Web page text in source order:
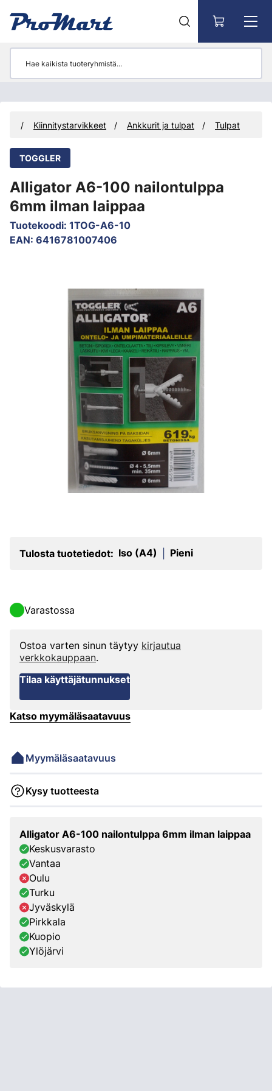
Kiinnitystarvikkeet Ankkurit ja tulpat Tulpat
TOGGLER
Alligator A6-100 nailontulppa
6mm ilman laippaa
Tuotekoodi: 1TOG-A6-10
EAN: 6416781007406
Tulosta tuotetiedot: Iso (A4) Pieni
Varastossa
Ostoa varten sinun täytyy kirjautua
verkkokauppaan.
Tilaa käyttäjätunnukset
Katso myymäläsaatavuus
Myymäläsaatavuus
Kysy tuotteesta
Alligator A6-100 nailontulppa 6mm ilman laippaa
Keskusvarasto
Vantaa
Oulu
Turku
Jyväskylä
Pirkkala
Kuopio
Ylöjärvi